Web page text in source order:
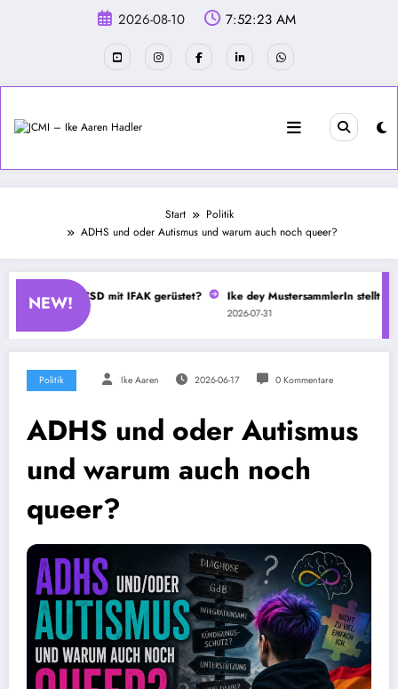
2026-08-10 7:52:23 AM
Start
Politik
ADHS und oder Autismus und warum auch noch queer?
NEW!
Polizei beim CSD mit IFAK gerüstet? Ike dey MustersammlerIn stellt sich
2026-07-31
Politik Ike Aaren 2026-06-17 0 Kommentare
ADHS und oder Autismus
und warum auch noch
queer?